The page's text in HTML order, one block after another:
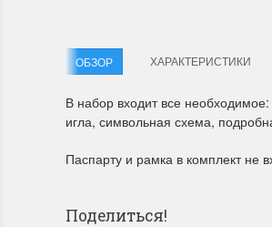
Летние Скидки
первого летнего дня Чудетство...
ОБЗОР ХАРАКТЕРИСТИКИ
В набор входит все
игла, символьная схема,
Паспарту и рамка в комплект не
Поделиться!